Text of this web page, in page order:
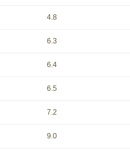
4.8
6.3
6.4
6.5
7.2
9.0